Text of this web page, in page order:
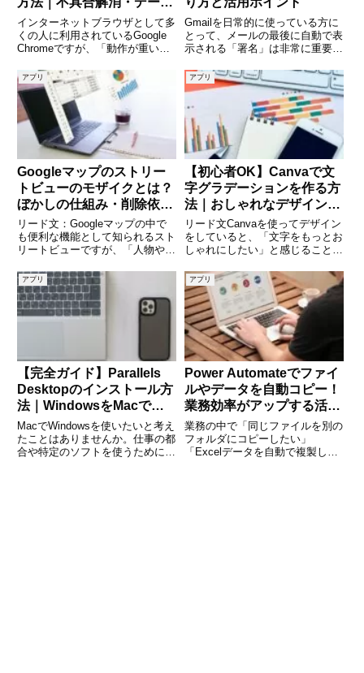
引き継ぎ・注意点まで徹底
解説
インターネットブラウザとして多
くの人に利用されているGoogle
Chromeですが、「動作が重い」
が正常に表示されない」といった
トラブルに悩まされることがあり
ます。こうした問題を解決する有
効な手段の一つが「再
Gmailを日常的に使っている方に
とって、メールの最後に自動で表
示される「署名」は非常に重要な
ことで、相手に信頼感を与えた
り、連絡先をスムーズに伝えたり
することができます。特にビジネ
スシーンでは、署名の内容や見
アプリ
Googleマップのストリー
トビューのモザイクとは？
ぼかしの仕組み・削除依
頼・注意点まで徹底解説
リード文：Googleマップの中で
も便利な機能として知られるスト
リートビューですが、「人物や車
なぜ？」「自宅もモザイクにでき
るの？」と疑問に思ったことはあ
りませんか。ストリートビューの
モザイク処理は、プライバシ
アプリ
【初心者OK】Canvaで文
字グラデーションを作る方
法｜おしゃれなデザインを
簡単に実現
リード文Canvaを使ってデザイン
をしていると、「文字をもっとお
しゃれにしたい」と感じることは
すめなのが「文字グラデーショ
ン」です。単色の文字よりも華や
かで、視線を引きつけるデザイン
を簡単に作ることができます。
アプリ
【完全ガイド】Parallels
Desktopのインストール方
法｜WindowsをMacで動
かす手順をわかりやすく解
説
MacでWindowsを使いたいと考え
たことはありませんか。仕事の都
合や特定のソフトを使うために、
アプリ
Power Automateでファイ
ルやデータを自動コピー！
業務効率がアップする活用
術
業務の中で「同じファイルを別の
フォルダにコピーしたい」
「Excelデータを自動で複製した